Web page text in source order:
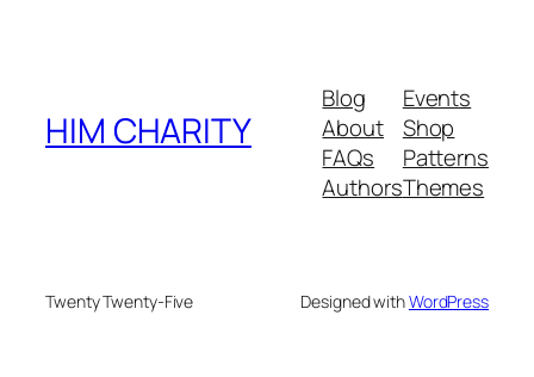
HIM CHARITY
Blog
About
FAQs
Authors
Events
Shop
Patterns
Themes
Twenty Twenty-Five Designed withWordPress